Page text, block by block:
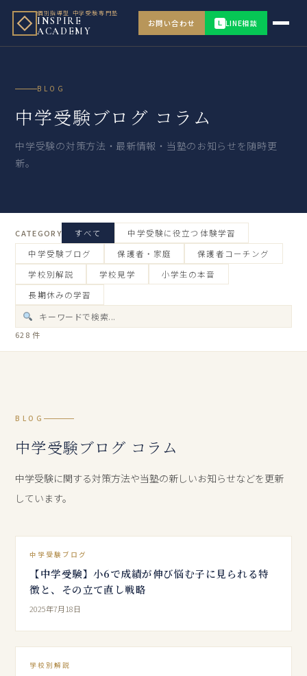
個別指導型 中学受験専門塾
INSPIRE
ACADEMY
お問い合わせ L LINE相談
BLOG
中学受験ブログ コラム
中学受験の対策方法・最新情報・当塾のお知らせを随時更
新。
CATEGORY すべて
中学受験に役立つ体験学習
中学受験ブログ
保護者・家庭
保護者コーチング
学校別解説
学校見学
小学生の本音
長期休みの学習
628 件
BLOG
中学受験ブログ コラム
中学受験に関する対策方法や当塾の新しいお知らせなどを更新
しています。
中学受験ブログ
【中学受験】小6で成績が伸び悩む子に見られる特
徴と、その立て直し戦略
2025年7月18日
学校別解説